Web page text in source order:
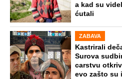
a kad su
ćutali
ZABAVA
Kastrirali
Surova
carstvu
evo zašto su